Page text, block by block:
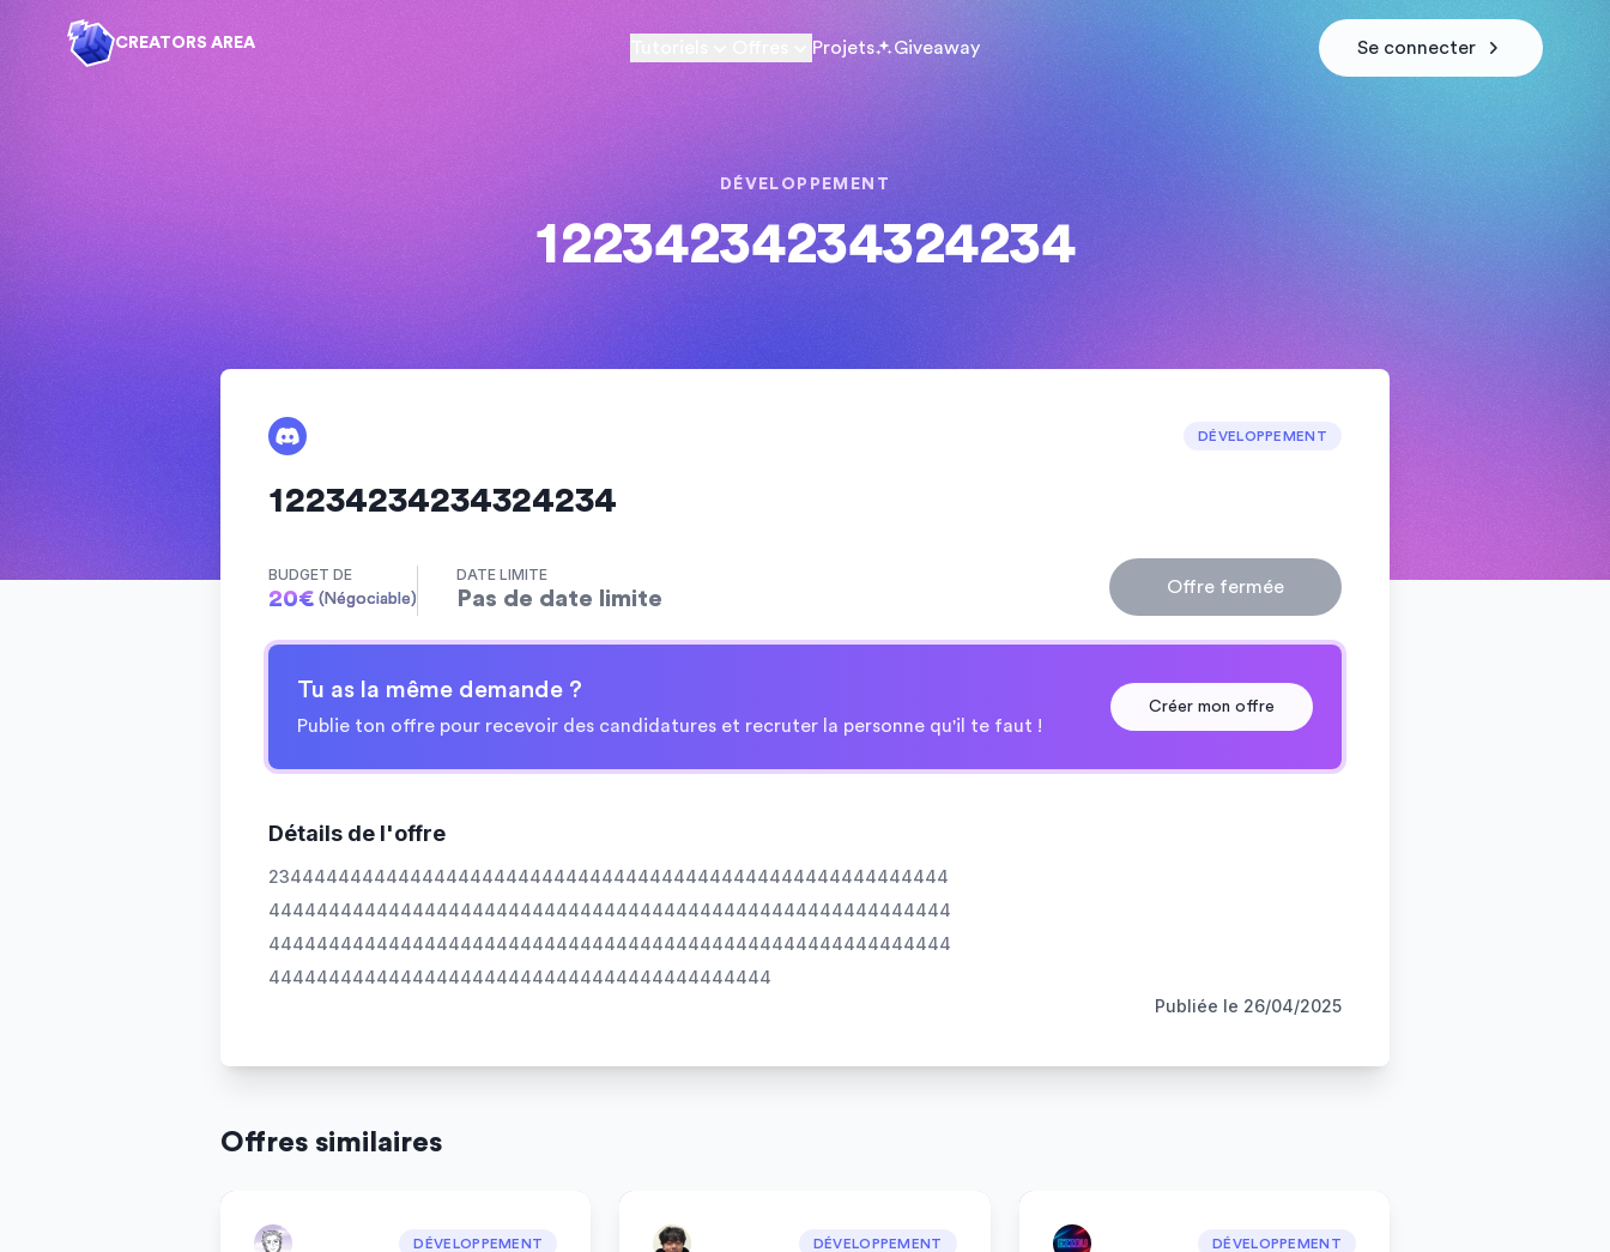
CREATORS AREA Projets Giveaway Se connecter
DÉVELOPPEMENT
12234234234324234
DÉVELOPPEMENT
12234234234324234
BUDGET DE
20€ (Négociable)
DATE LIMITE
Pas de date limite Offre fermée
Tu as la même demande ?
Publie ton offre pour recevoir des candidatures et recruter la personne qu'il te faut !
Créer mon offre
Détails de l'offre
234444444444444444444444444444444444444444444444444444444
444444444444444444444444444444444444444444444444444444444
444444444444444444444444444444444444444444444444444444444
444444444444444444444444444444444444444444
Publiée le 26/04/2025
Offres similaires
DÉVELOPPEMENT DÉVELOPPEMENT DÉVELOPPEMENT